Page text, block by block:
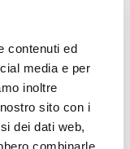
contenuti ed
media e per
inoltre
sito con i
dei dati web,
combinarle